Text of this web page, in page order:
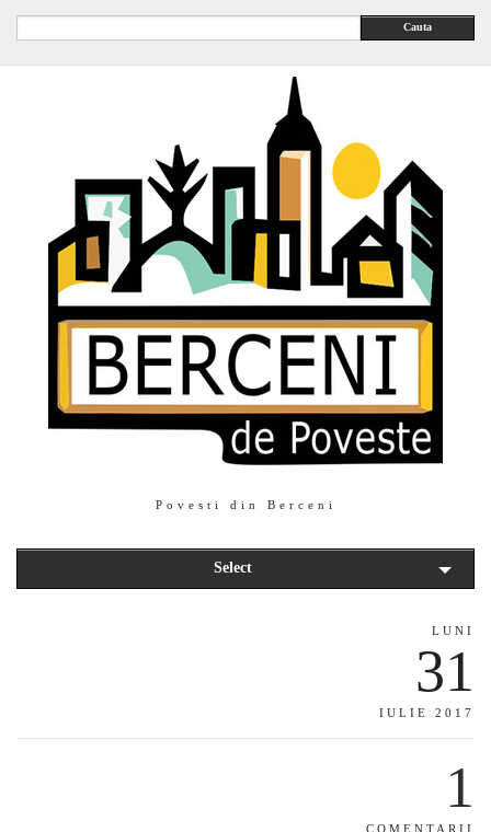
Cauta
Povesti din Berceni
Select
LUNI
31
IULIE 2017
1
COMENTARII